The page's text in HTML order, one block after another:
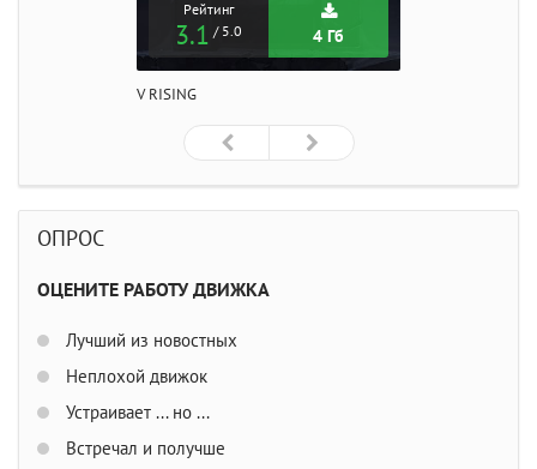
Рейтинг
3.1 / 5.0 4 Гб
V RISING
ОПРОС
ОЦЕНИТЕ РАБОТУ ДВИЖКА
Лучший из новостных
Неплохой движок
Устраивает ... но ...
Встречал и получше